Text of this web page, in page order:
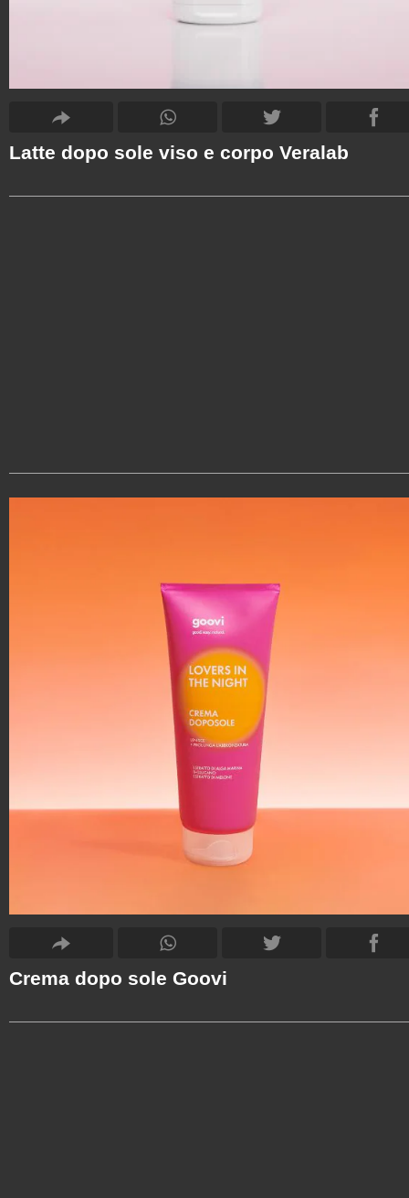
Latte dopo sole viso e corpo Veralab
Crema dopo sole Goovi